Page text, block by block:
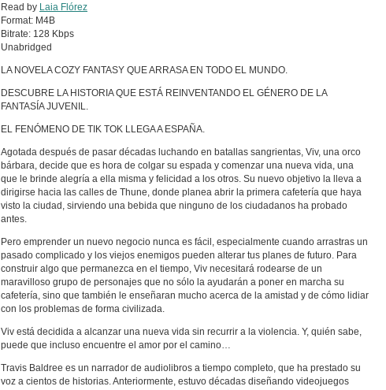
Read by Laia Flórez
Format: M4B
Bitrate: 128 Kbps
Unabridged
LA NOVELA COZY FANTASY QUE ARRASA EN TODO EL MUNDO.
DESCUBRE LA HISTORIA QUE ESTÁ REINVENTANDO EL GÉNERO DE LA
FANTASÍA JUVENIL.
EL FENÓMENO DE TIK TOK LLEGA A ESPAÑA.
Agotada después de pasar décadas luchando en batallas sangrientas, Viv, una orco
bárbara, decide que es hora de colgar su espada y comenzar una nueva vida, una
que le brinde alegría a ella misma y felicidad a los otros. Su nuevo objetivo la lleva a
dirigirse hacia las calles de Thune, donde planea abrir la primera cafetería que haya
visto la ciudad, sirviendo una bebida que ninguno de los ciudadanos ha probado
antes.
Pero emprender un nuevo negocio nunca es fácil, especialmente cuando arrastras un
pasado complicado y los viejos enemigos pueden alterar tus planes de futuro. Para
construir algo que permanezca en el tiempo, Viv necesitará rodearse de un
maravilloso grupo de personajes que no sólo la ayudarán a poner en marcha su
cafetería, sino que también le enseñaran mucho acerca de la amistad y de cómo lidiar
con los problemas de forma civilizada.
Viv está decidida a alcanzar una nueva vida sin recurrir a la violencia. Y, quién sabe,
puede que incluso encuentre el amor por el camino…
Travis Baldree es un narrador de audiolibros a tiempo completo, que ha prestado su
voz a cientos de historias. Anteriormente, estuvo décadas diseñando videojuegos